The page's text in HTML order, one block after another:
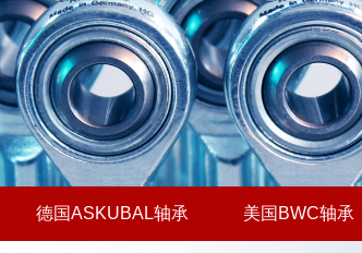
德国ASKUBAL轴承 美国BWC轴承